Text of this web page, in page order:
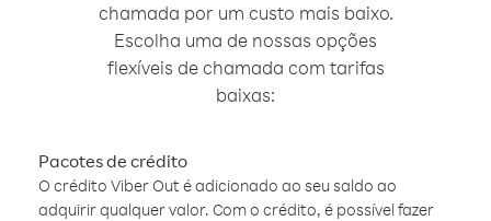
chamada por um custo mais baixo.
Escolha uma de nossas opções
flexíveis de chamada com tarifas
baixas:
Pacotes de crédito
O crédito Viber Out é adicionado ao seu saldo ao
adquirir qualquer valor. Com o crédito, é possível fazer